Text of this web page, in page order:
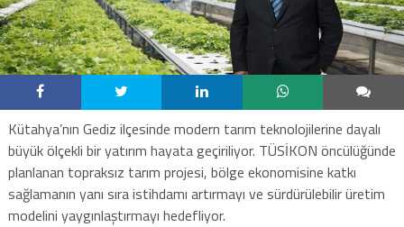
Kütahya’nın Gediz ilçesinde modern tarım teknolojilerine dayalı
büyük ölçekli bir yatırım hayata geçiriliyor. TÜSİKON öncülüğünde
planlanan topraksız tarım projesi, bölge ekonomisine katkı
sağlamanın yanı sıra istihdamı artırmayı ve sürdürülebilir üretim
modelini yaygınlaştırmayı hedefliyor.